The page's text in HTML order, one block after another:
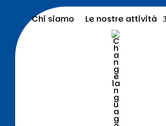
Chi siamo Le nostre attività